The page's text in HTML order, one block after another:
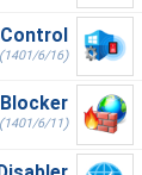
(1401/6/16)
(1401/6/11)